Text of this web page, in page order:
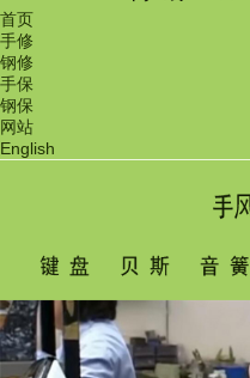
首页
手修
钢修
手保
钢保
网站
English